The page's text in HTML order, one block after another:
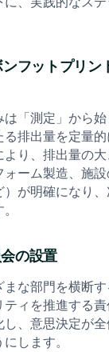
ンフットプリ
「測定」から
る排出量を定量
り、排出量の
ーム製造、施設
が明確になり
の設置
まな部門を横断
ィを推進する
、意思決定が
します。